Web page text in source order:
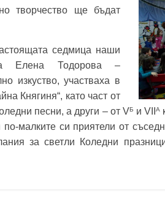
творчество ще бъдат
седмица наши
Елена Тодорова –
изкуство, участваха в
Княгиня“, като част от
песни, а други – от VБ и VII A
по-малките си приятели от
за светли Коледни